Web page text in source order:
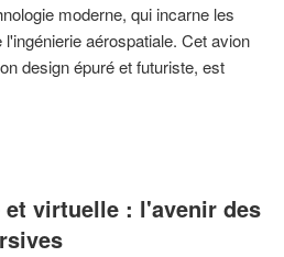
moderne, qui incarne les
aérospatiale. Cet avion
design épuré et futuriste, est
et virtuelle : l'avenir des